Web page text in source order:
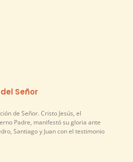
Señor
de Señor. Cristo Jesús, el
Padre, manifestó su gloria ante
Santiago y Juan con el testimonio